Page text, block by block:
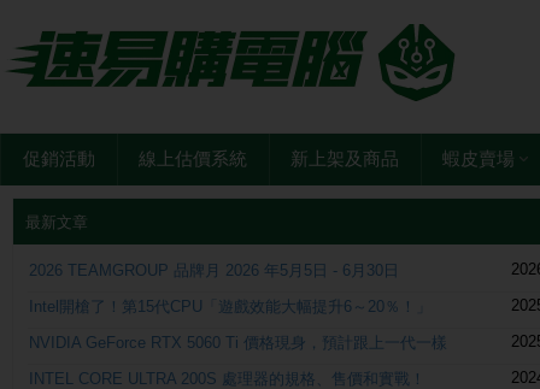
促銷活動 線上估價系統 新上架及商品 蝦皮賣場
最新文章
2026 TEAMGROUP 品牌月 2026 年5月5日 - 6月30日
Intel開槍了！第15代CPU「遊戲效能大幅提升6～20％！」
NVIDIA GeForce RTX 5060 Ti 價格現身，預計跟上一代一樣
INTEL CORE ULTRA 200S 處理器的規格、售價和實戰！